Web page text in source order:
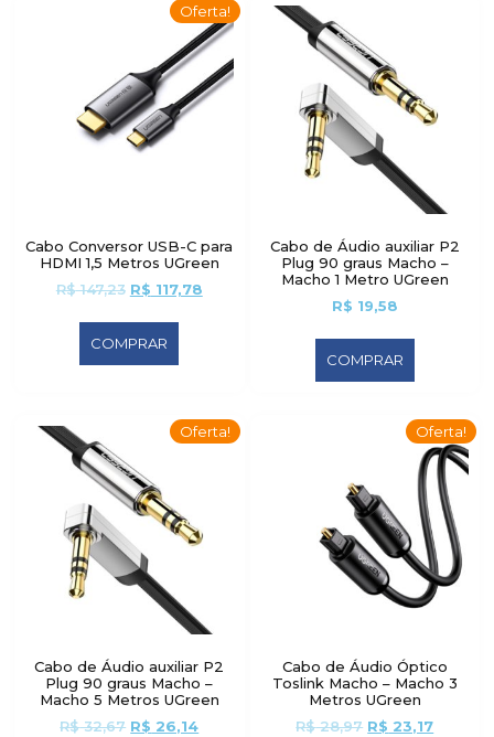
Oferta!
Cabo Conversor USB-C para
HDMI 1,5 Metros UGreen
R$147,23 R$ 117,78
COMPRAR
Cabo de Áudio auxiliar P2
Plug 90 graus Macho –
Macho 1 Metro UGreen
R$ 19,58
COMPRAR
Oferta!
Cabo de Áudio auxiliar P2
Plug 90 graus Macho –
Macho 5 Metros UGreen
R$32,67 R$ 26,14
Oferta!
Cabo de Áudio Óptico
Toslink Macho – Macho 3
Metros UGreen
R$28,97 R$ 23,17